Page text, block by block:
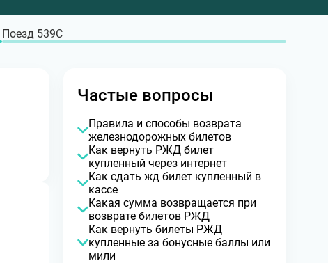
Поезд 539С
Частые вопросы
Правила и способы возврата
железнодорожных билетов
Как вернуть РЖД билет
купленный через интернет
Как сдать жд билет купленный в
кассе
Какая сумма возвращается при
возврате билетов РЖД
Как вернуть билеты РЖД
купленные за бонусные баллы или
мили